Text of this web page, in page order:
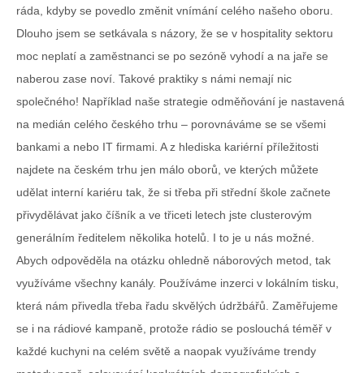
ráda, kdyby se povedlo změnit vnímání celého našeho oboru.
Dlouho jsem se setkávala s názory, že se v hospitality sektoru
moc neplatí a zaměstnanci se po sezóně vyhodí a na jaře se
naberou zase noví. Takové praktiky s námi nemají nic
společného! Například naše strategie odměňování je nastavená
na medián celého českého trhu – porovnáváme se se všemi
bankami a nebo IT firmami. A z hlediska kariérní příležitosti
najdete na českém trhu jen málo oborů, ve kterých můžete
udělat interní kariéru tak, že si třeba při střední škole začnete
přivydělávat jako číšník a ve třiceti letech jste clusterovým
generálním ředitelem několika hotelů. I to je u nás možné.
Abych odpověděla na otázku ohledně náborových metod, tak
využíváme všechny kanály. Používáme inzerci v lokálním tisku,
která nám přivedla třeba řadu skvělých údržbářů. Zaměřujeme
se i na rádiové kampaně, protože rádio se poslouchá téměř v
každé kuchyni na celém světě a naopak využíváme trendy